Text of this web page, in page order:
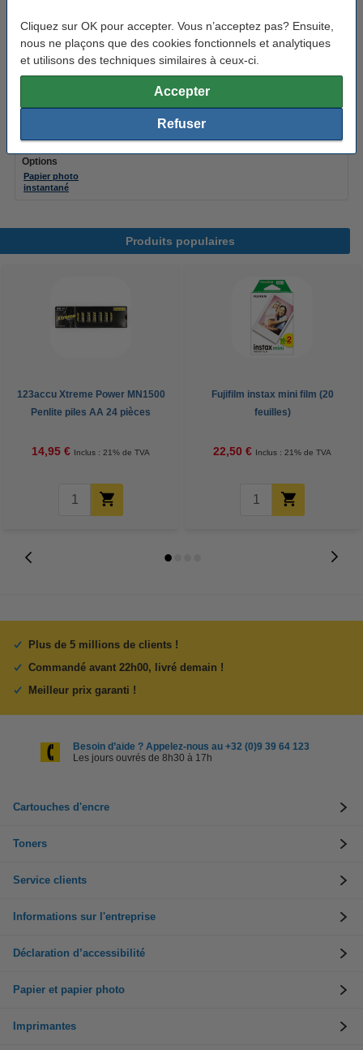
Cliquez sur OK pour accepter. Vous n’acceptez pas? Ensuite,
nous ne plaçons que des cookies fonctionnels et analytiques
et utilisons des techniques similaires à ceux-ci.
Accepter
Refuser
Fujifilm instax mini film Macaron (10 feuilles)
12,25 €
Fujifilm instax mini film Noir (10 feuilles)
12,25 €
Options
Papier photo
instantané
Produits populaires
123accu Xtreme Power MN1500
Penlite piles AA 24 pièces
14,95 € Inclus : 21% de TVA
Fujifilm instax mini film (20
feuilles)
22,50 € Inclus : 21% de TVA
Plus de 5 millions de clients !
Commandé avant 22h00, livré demain !
Meilleur prix garanti !
Besoin d’aide ? Appelez-nous au +32 (0)9 39 64 123
Les jours ouvrés de 8h30 à 17h
Cartouches d'encre
Toners
Service clients
Informations sur l'entreprise
Déclaration d’accessibilité
Papier et papier photo
Imprimantes